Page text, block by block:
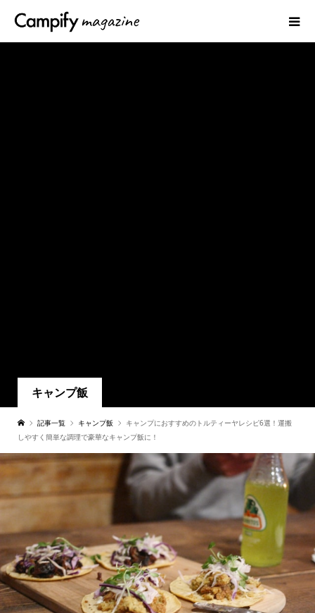
キャンプ飯
記事一覧 キャンプ飯
キャンプにおすすめのトルティーヤレシピ6選！運搬
しやすく簡単な調理で豪華なキャンプ飯に！